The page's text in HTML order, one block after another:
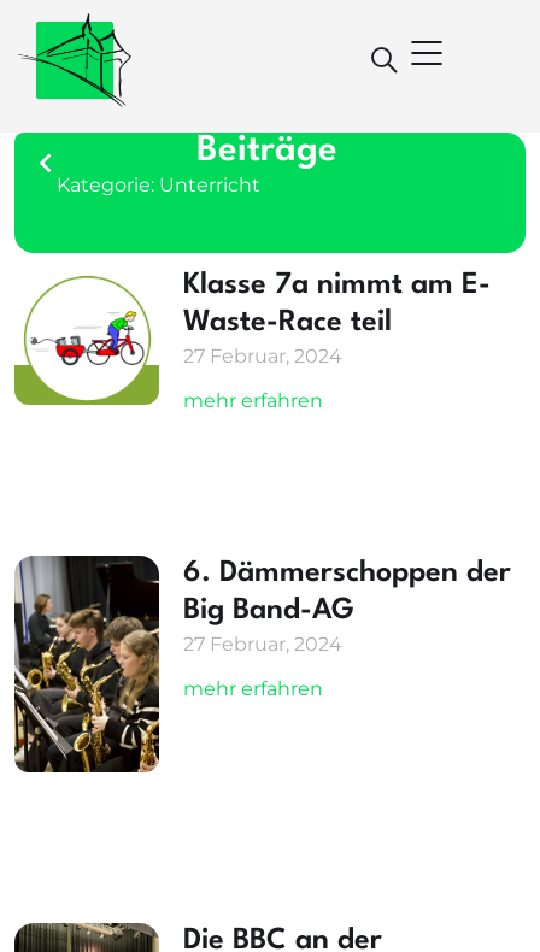
Beiträge
Kategorie: Unterricht
Klasse 7a nimmt am E-
Waste-Race teil
27 Februar, 2024
mehr erfahren
6. Dämmerschoppen der
Big Band-AG
27 Februar, 2024
mehr erfahren
Die BBC an der